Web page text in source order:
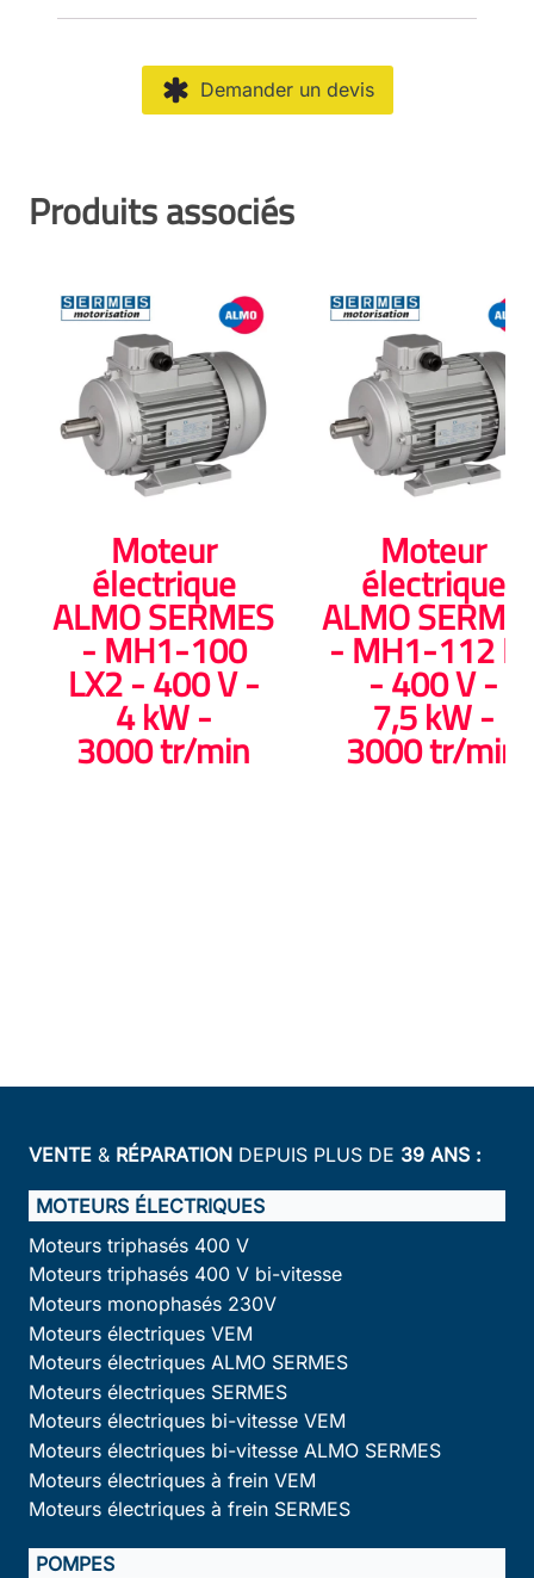
Demander un devis
Produits associés
Moteur
électrique
ALMO SERMES
- MH1-100
LX2 - 400 V -
4 kW -
3000 tr/min
Moteur
électrique
ALMO
- MH1-112
- 400 V -
7,5 kW -
3000 tr/min
VENTE & RÉPARATION DEPUIS PLUS DE 39 ANS :
MOTEURS ÉLECTRIQUES
Moteurs triphasés 400 V
Moteurs triphasés 400 V bi-vitesse
Moteurs monophasés 230V
Moteurs électriques VEM
Moteurs électriques ALMO SERMES
Moteurs électriques SERMES
Moteurs électriques bi-vitesse VEM
Moteurs électriques bi-vitesse ALMO SERMES
Moteurs électriques à frein VEM
Moteurs électriques à frein SERMES
POMPES